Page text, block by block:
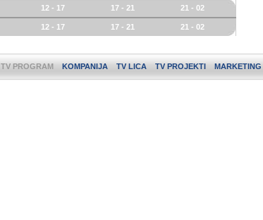
12 - 17 17 - 21 21 - 02
12 - 17 17 - 21 21 - 02
TV PROGRAM KOMPANIJA TV LICA TV PROJEKTI MARKETING